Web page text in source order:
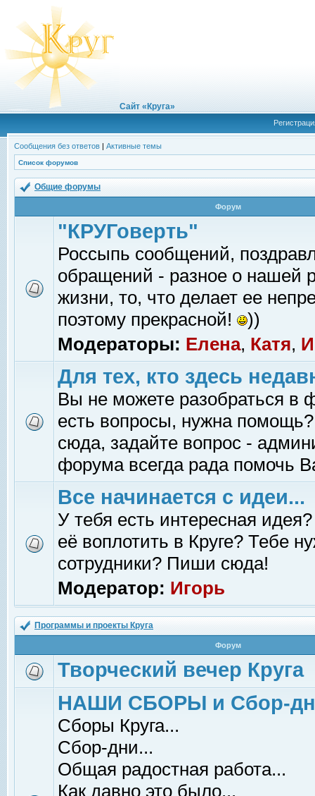
Сайт «Круга»
Сообщения без ответов | Активные темы
Список форумов
Общие форумы
Форум
"КРУГоверть"
Россыпь сообщений,
обращений - разное о нашей
жизни, то, что делает ее
поэтому прекрасной!
))
Модераторы: Елена, Катя,
Для тех, кто здесь
Вы не можете разобраться в
есть вопросы, нужна помощь?
сюда, задайте вопрос -
форума всегда рада помочь
Все начинается с идеи...
У тебя есть интересная
её воплотить в Круге? Тебе
сотрудники? Пиши сюда!
Модератор: Игорь
Программы и проекты Круга
Форум
Творческий вечер Круга
НАШИ СБОРЫ и Сбор-
Сборы Круга...
Сбор-дни...
Общая радостная работа...
Как давно это было...